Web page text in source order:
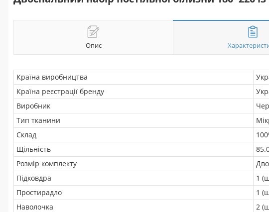
Опис
Країна виробництва
Країна реєстрації бренду
Виробник
Тип тканини
Склад
Щільність
Розмір комплекту
Підковдра
1
Простирадло
1
Наволочка
2